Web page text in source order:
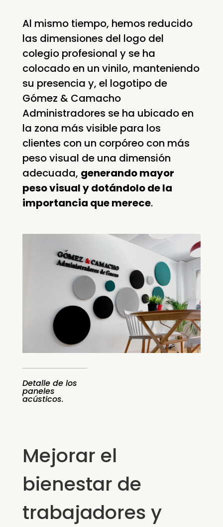
Al mismo tiempo, hemos reducido
las dimensiones del logo del
colegio profesional y se ha
colocado en un vinilo, manteniendo
su presencia y, el logotipo de
Gómez & Camacho
Administradores se ha ubicado en
la zona más visible para los
clientes con un corpóreo con más
peso visual de una dimensión
adecuada, generando mayor
peso visual y dotándolo de la
importancia que merece.
Detalle de los
paneles
acústicos.
Mejorar el
bienestar de
trabajadores y